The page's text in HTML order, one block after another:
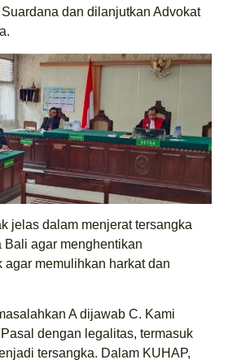
Suardana dan dilanjutkan Advokat
jelas dalam menjerat tersangka
Bali agar menghentikan
agar memulihkan harkat dan
A dijawab C. Kami
dengan legalitas, termasuk
tersangka. Dalam KUHAP,